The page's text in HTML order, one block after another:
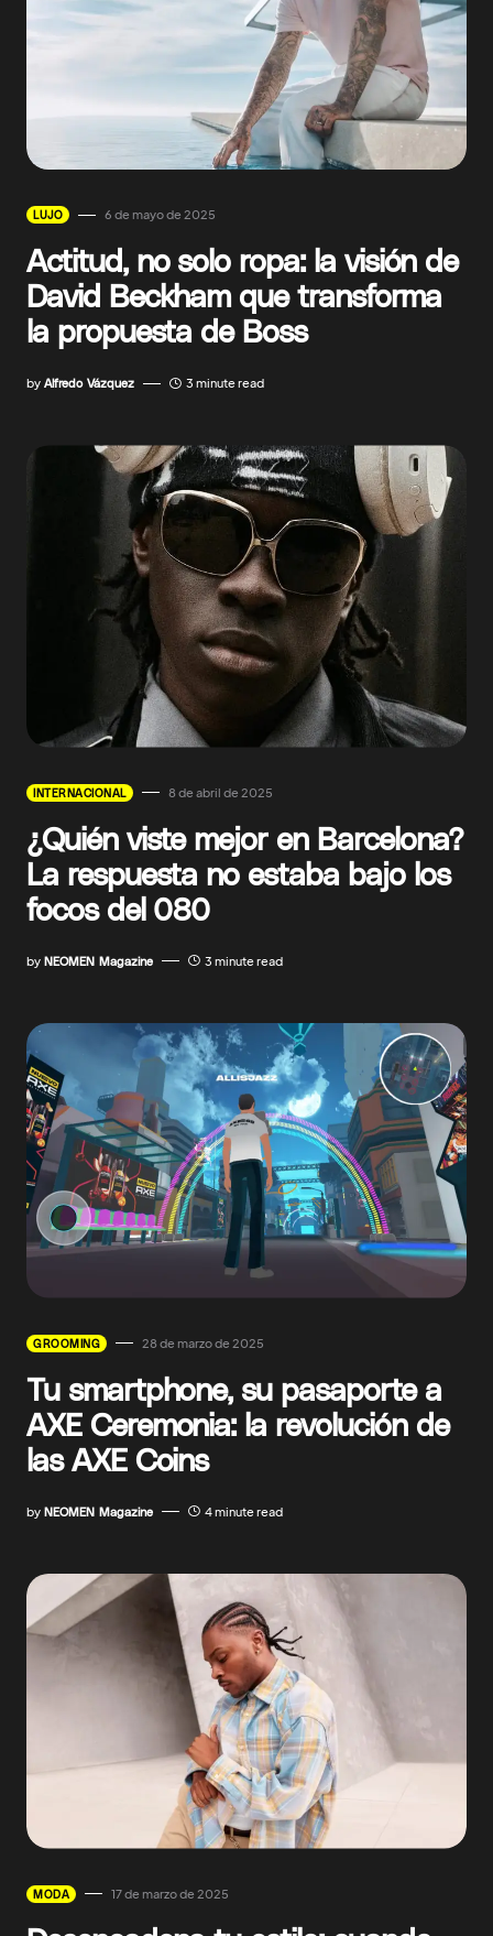
LUJO 6 de mayo de 2025
Actitud, no solo ropa: la visión de
David Beckham que transforma
la propuesta de Boss
by Alfredo Vázquez 3 minute read
INTERNACIONAL 8 de abril de 2025
¿Quién viste mejor en Barcelona?
La respuesta no estaba bajo los
focos del 080
by NEOMEN Magazine 3 minute read
GROOMING 28 de marzo de 2025
Tu smartphone, su pasaporte a
AXE Ceremonia: la revolución de
las AXE Coins
by NEOMEN Magazine 4 minute read
MODA 17 de marzo de 2025